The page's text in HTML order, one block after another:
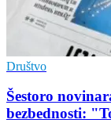
Društvo
Šestoro
bezbednosti: